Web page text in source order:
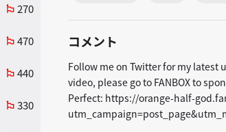
コメント
Follow me on Twitter for my latest
video, please go to FANBOX to
Perfect: https://orange-half-
emoji_flags 270
emoji_flags 470
emoji_flags 440
emoji_flags 330